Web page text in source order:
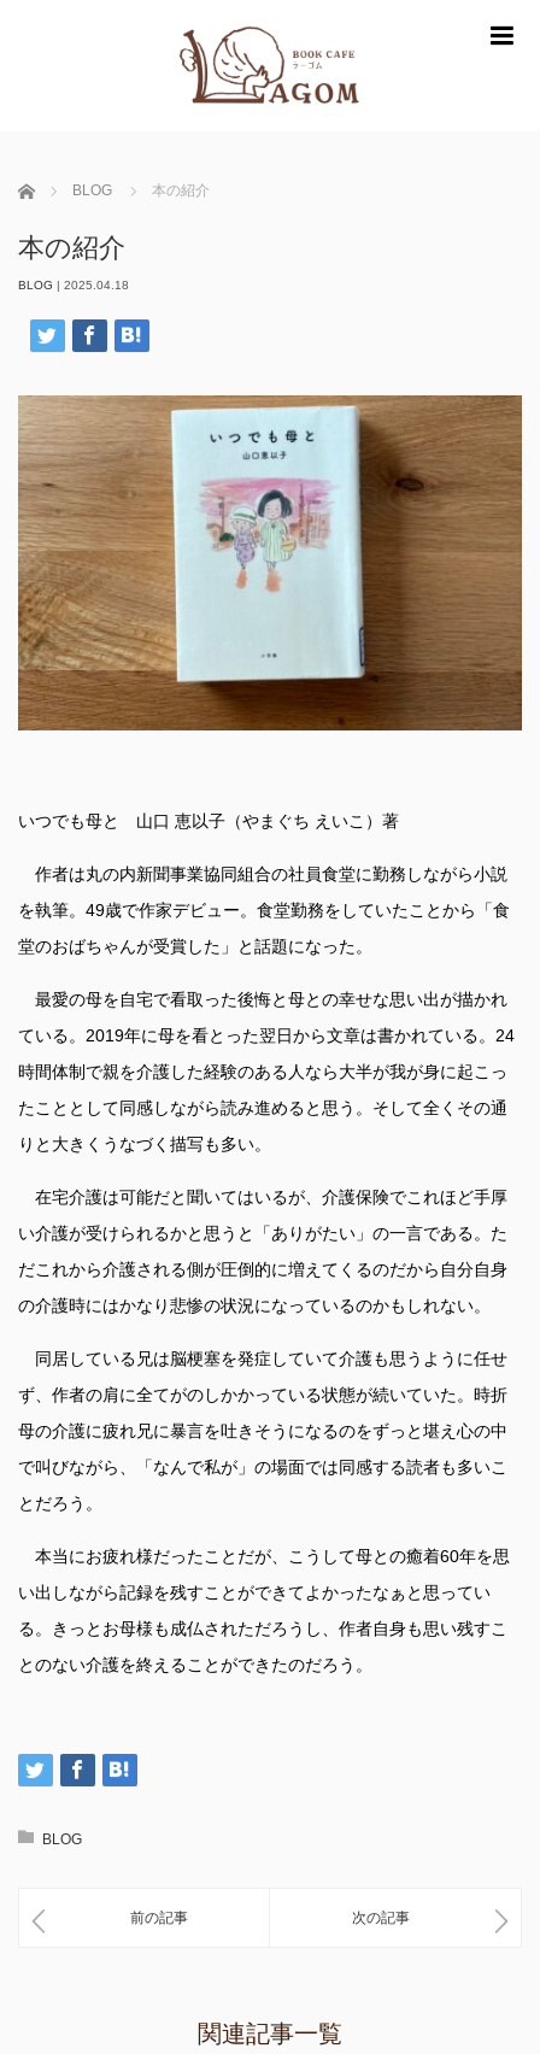
ホーム BLOG 本の紹介
本の紹介
BLOG | 2025.04.18
いつでも母と 山口 恵以子（やまぐち えいこ）著
作者は丸の内新聞事業協同組合の社員食堂に勤務しながら小説
を執筆。49歳で作家デビュー。食堂勤務をしていたことから「食
堂のおばちゃんが受賞した」と話題になった。
最愛の母を自宅で看取った後悔と母との幸せな思い出が描かれ
ている。2019年に母を看とった翌日から文章は書かれている。24
時間体制で親を介護した経験のある人なら大半が我が身に起こっ
たこととして同感しながら読み進めると思う。そして全くその通
りと大きくうなづく描写も多い。
在宅介護は可能だと聞いてはいるが、介護保険でこれほど手厚
い介護が受けられるかと思うと「ありがたい」の一言である。た
だこれから介護される側が圧倒的に増えてくるのだから自分自身
の介護時にはかなり悲惨の状況になっているのかもしれない。
同居している兄は脳梗塞を発症していて介護も思うように任せ
ず、作者の肩に全てがのしかかっている状態が続いていた。時折
母の介護に疲れ兄に暴言を吐きそうになるのをずっと堪え心の中
で叫びながら、「なんで私が」の場面では同感する読者も多いこ
とだろう。
本当にお疲れ様だったことだが、こうして母との癒着60年を思
い出しながら記録を残すことができてよかったなぁと思ってい
る。きっとお母様も成仏されただろうし、作者自身も思い残すこ
とのない介護を終えることができたのだろう。
BLOG
前の記事 次の記事
関連記事一覧